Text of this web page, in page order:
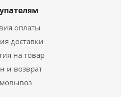
оплаты
доставки
на товар
и возврат